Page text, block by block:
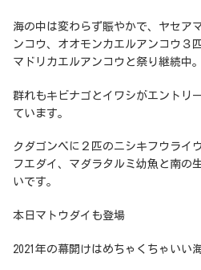
海の中は変わらず賑やかで、ヤセア
ンコウ、オオモンカエルアンコウ３
マドリカエルアンコウと祭り継続中。
群れもキビナゴとイワシがエントリ
ています。
クダゴンベに２匹のニシキフウライ
フエダイ、マダラタルミ幼魚と南の
いです。
本日マトウダイも登場
2021年の幕開けはめちゃくちゃいい